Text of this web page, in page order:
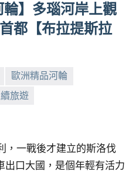
】多瑙河岸上觀
都【布拉提斯拉
歐洲精品河輪
旅遊
，一戰後才建立的斯洛伐
出口大國，是個年輕有活力